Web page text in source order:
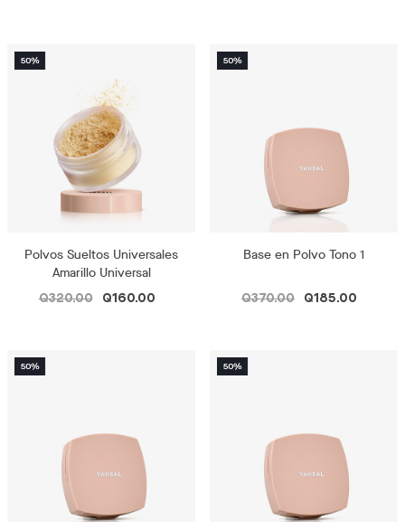
Polvos Sueltos Universales
Amarillo Universal
Q320.00 Q160.00
Base en Polvo Tono 1
Q370.00 Q185.00